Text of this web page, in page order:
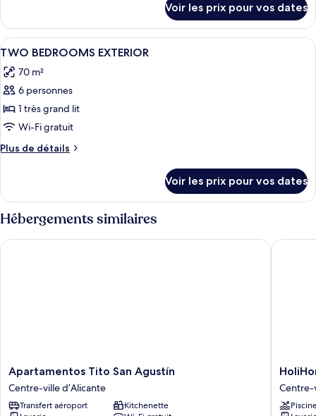
ONE
BEDROOM
EXECUTIVE
le
type
de
ONE
BEDROOM
Voir les prix pour vos dates
Afficher
toutes
les
photos
pour
ce
type
de
TWO
BEDROOMS
EXTERIOR
1 chambre, literie de qualité supérieure
10
TWO BEDROOMS EXTERIOR
70 m²
6 personnes
1 très grand lit
Wi-Fi gratuit
Plus de détails
Plus
le
type
de
chambre
TWO
Voir les prix pour vos dates
Hébergements similaires
Apartamentos
Tito
San
Agustín
Apartamentos Tito San Agustín
Centre-ville d’Alicante
Transfert aéroport
Kitchenette
Apartamentos Tito San Agustín
Rambla
24
Centre-
Centre-